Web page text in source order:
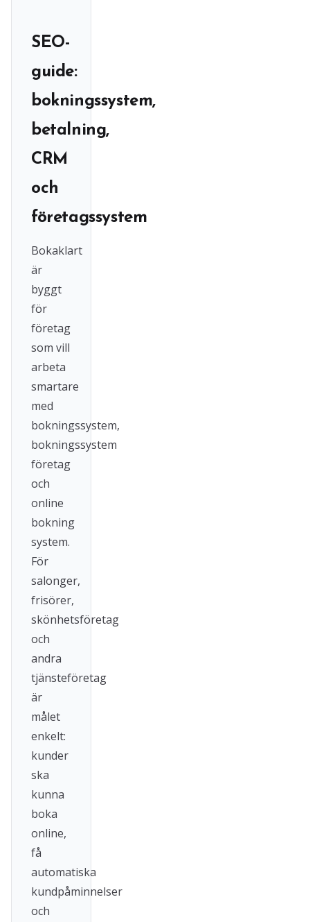
SEO-
guide:
bokningssystem,
betalning,
CRM
och
företagssystem
Bokaklart
är
byggt
för
företag
som vill
arbeta
smartare
med
bokningssystem,
bokningssystem
företag
och
online
bokning
system.
För
salonger,
frisörer,
skönhetsföretag
och
andra
tjänsteföretag
är
målet
enkelt:
kunder
ska
kunna
boka
online,
få
automatiska
kundpåminnelser
och